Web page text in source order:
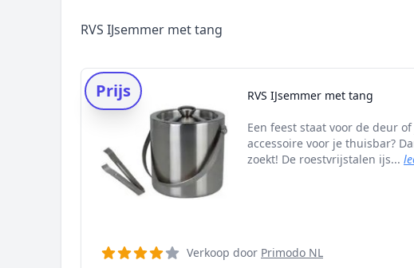
RVS IJsemmer met tang
Prijs RVS IJsemmer met tang
Een feest staat voor de deur
accessoire voor je thuisbar?
zoekt! De roestvrijstalen ijs...
Verkoop door Primodo NL